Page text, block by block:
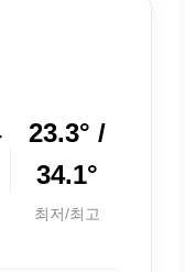
23.3° /
34.1°
최저/최고